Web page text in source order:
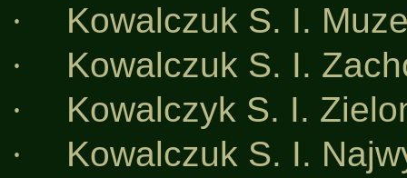
·
Kowalczuk S. I.
·
Kowalczuk S. I.
·
Kowalczyk S. I.
·
Kowalczuk S. I.